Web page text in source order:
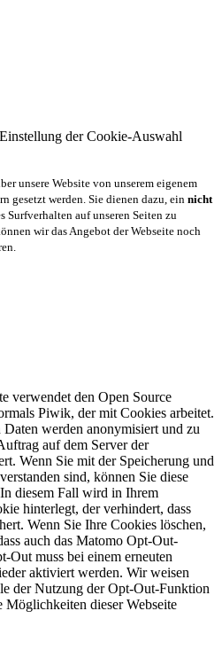
der Cookie-Auswahl
unsere Website von unserem eigenem
gesetzt werden. Sie dienen dazu, ein nicht
Surfverhalten auf unseren Seiten zu
wir das Angebot der Webseite noch
verwendet den Open Source
Piwik, der mit Cookies arbeitet.
werden anonymisiert und zu
auf dem Server der
Wenn Sie mit der Speicherung und
sind, können Sie diese
diesem Fall wird in Ihrem
hinterlegt, der verhindert, dass
Wenn Sie Ihre Cookies löschen,
auch das Matomo Opt-Out-
Out muss bei einem erneuten
aktiviert werden. Wir weisen
der Nutzung der Opt-Out-Funktion
Möglichkeiten dieser Webseite